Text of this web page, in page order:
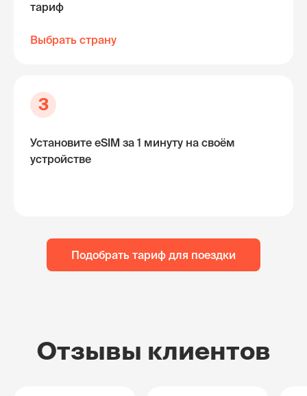
тариф
Выбрать страну
3
Установите eSIM за 1 минуту на своём
устройстве
Подобрать тариф для поездки
Отзывы клиентов